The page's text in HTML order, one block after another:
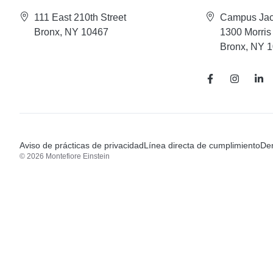
111 East 210th Street
Bronx, NY 10467
Campus
1300
Bronx, NY
Aviso de prácticas de privacidadLínea directa de cumplimiento
© 2026 Montefiore Einstein